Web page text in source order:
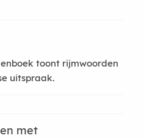
toont rijmwoorden
uitspraak.
met